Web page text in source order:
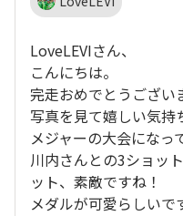
LoveLEVIさん、
こんにちは。
完走おめでとうござい
写真を見て嬉しい気持
メジャーの大会になっ
川内さんとの3ショッ
ット、素敵ですね！
メダルが可愛らしいで